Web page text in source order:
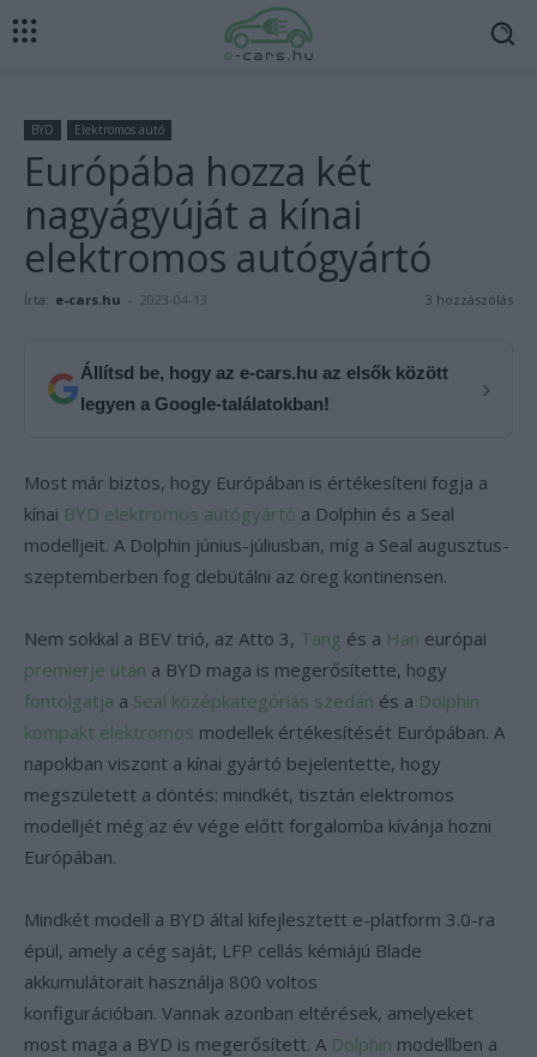
BYD Elektromos autó
Európába hozza két
nagyágyúját a kínai
elektromos autógyártó
Írta: e-cars.hu - 2023-04-13 3 hozzászólás
Állítsd be, hogy az e-cars.hu az elsők között
legyen a Google-találatokban!
›
Most már biztos, hogy Európában is értékesíteni fogja a
kínai BYD elektromos autógyártó a Dolphin és a Seal
modelljeit. A Dolphin június-júliusban, míg a Seal augusztus-
szeptemberben fog debütálni az öreg kontinensen.
Nem sokkal a BEV trió, az Atto 3, Tang és a Han európai
premierje után a BYD maga is megerősítette, hogy
fontolgatja a Seal középkategóriás szedán és a Dolphin
kompakt elektromos modellek értékesítését Európában. A
napokban viszont a kínai gyártó bejelentette, hogy
megszületett a döntés: mindkét, tisztán elektromos
modelljét még az év vége előtt forgalomba kívánja hozni
Európában.
Mindkét modell a BYD által kifejlesztett e-platform 3.0-ra
épül, amely a cég saját, LFP cellás kémiájú Blade
akkumulátorait használja 800 voltos
konfigurációban. Vannak azonban eltérések, amelyeket
most maga a BYD is megerősített. A Dolphin modellben a